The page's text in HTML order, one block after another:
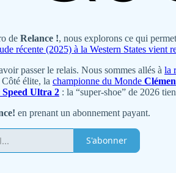
de Relance !, nous explorons ce qui
récente (2025) à la Western States vient
passer le relais. Nous sommes allés à la
élite, la championne du Monde
Ultra 2 : la “super-shoe” de 2026
en prenant un abonnement payant.
S'abonner